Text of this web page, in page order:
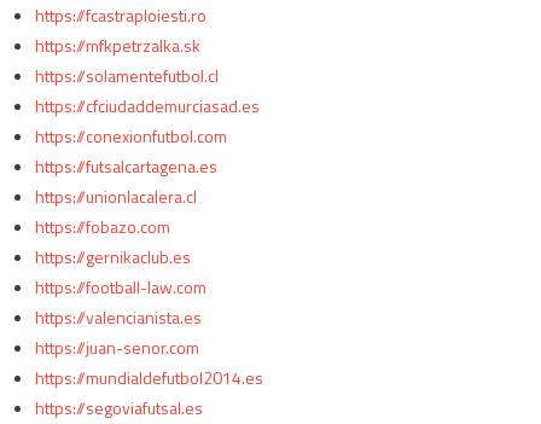
https://fcastraploiesti.ro
https://mfkpetrzalka.sk
https://solamentefutbol.cl
https://cfciudaddemurciasad.es
https://conexionfutbol.com
https://futsalcartagena.es
https://unionlacalera.cl
https://fobazo.com
https://gernikaclub.es
https://football-law.com
https://valencianista.es
https://juan-senor.com
https://mundialdefutbol2014.es
https://segoviafutsal.es